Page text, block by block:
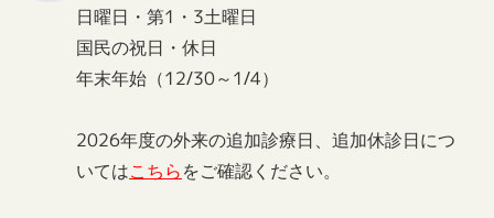
日曜日・第1・3土曜日
国民の祝日・休日
年末年始（12/30～1/4）
2026年度の外来の追加診療日、追加休診日につ
いてはこちらをご確認ください。